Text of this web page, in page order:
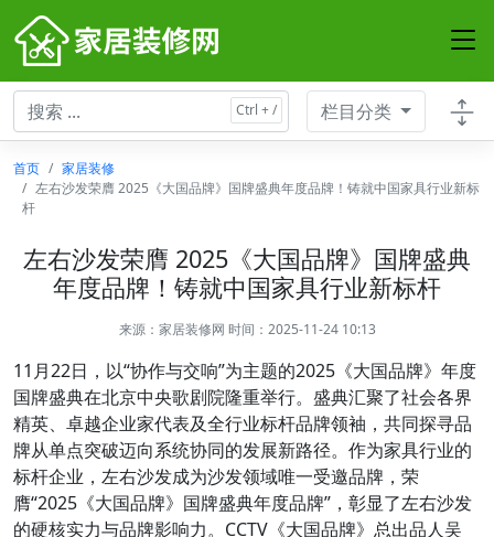
栏目分类
首页
家居装修
左右沙发荣膺 2025《大国品牌》国牌盛典年度品牌！铸就中国家具行业新标
杆
左右沙发荣膺 2025《大国品牌》国牌盛典
年度品牌！铸就中国家具行业新标杆
来源： 家居装修网 时间：2025-11-24 10:13
11月22日，以“协作与交响”为主题的2025《大国品牌》年度
国牌盛典在北京中央歌剧院隆重举行。盛典汇聚了社会各界
精英、卓越企业家代表及全行业标杆品牌领袖，共同探寻品
牌从单点突破迈向系统协同的发展新路径。作为家具行业的
标杆企业，左右沙发成为沙发领域唯一受邀品牌，荣
膺“2025《大国品牌》国牌盛典年度品牌”，彰显了左右沙发
的硬核实力与品牌影响力。CCTV《大国品牌》总出品人吴